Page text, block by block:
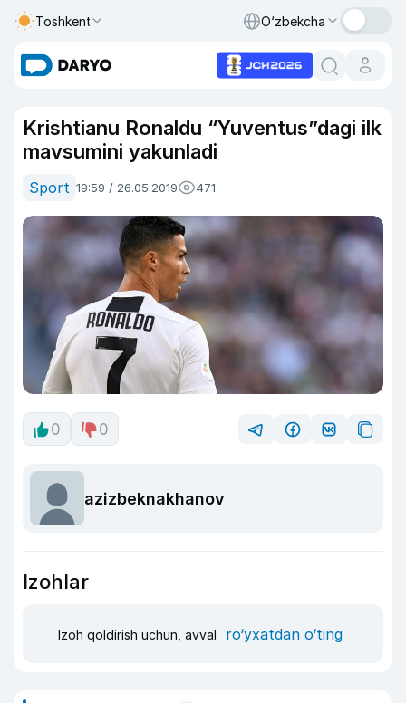
Toshkent O‘zbekcha
Krishtianu Ronaldu “Yuventus”dagi ilk
mavsumini yakunladi
Sport 19:59 / 26.05.2019 471
0 0
azizbeknakhanov
Izohlar
Izoh qoldirish uchun, avval ro‘yxatdan o‘ting